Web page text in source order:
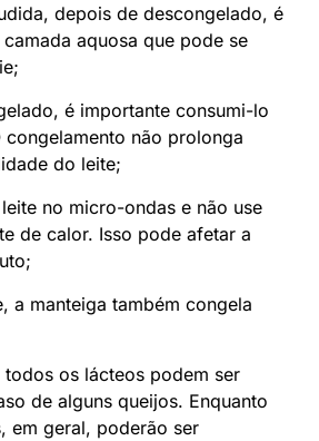
depois de descongelado, é
aquosa que pode se
é importante consumi-lo
não prolonga
do leite;
no micro-ondas e não use
de calor. Isso pode afetar a
a manteiga também congela
todos os lácteos podem ser
de alguns queijos. Enquanto
em geral, poderão ser